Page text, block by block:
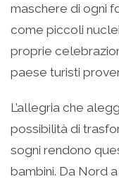
maschere di ogni
come piccoli
proprie
paese turisti
L’allegria che
possibilità di
sogni rendono
bambini. Da Nord